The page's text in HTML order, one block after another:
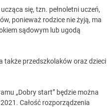
się, tzn. pełnoletni uczeń,
ponieważ rodzice nie żyją, ma
sądowym lub ugodą
także przedszkolaków oraz dzieci
„Dobry start” będzie można
Całość rozporządzenia